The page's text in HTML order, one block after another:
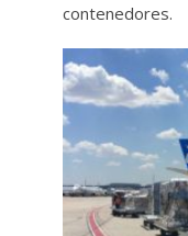
contenedores.